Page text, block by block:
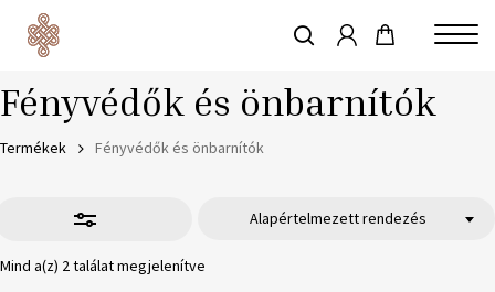
content
keresés
Fényvédők és önbarnítók
Termékek Fényvédők és önbarnítók
Mind a(z) 2 találat megjelenítve
Alapértelmezett rendezés